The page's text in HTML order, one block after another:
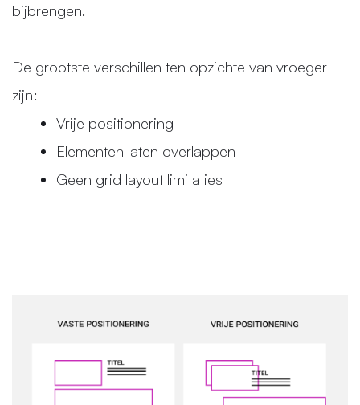
bijbrengen.
De grootste verschillen ten opzichte van vroeger
zijn:
Vrije positionering
Elementen laten overlappen
Geen grid layout limitaties